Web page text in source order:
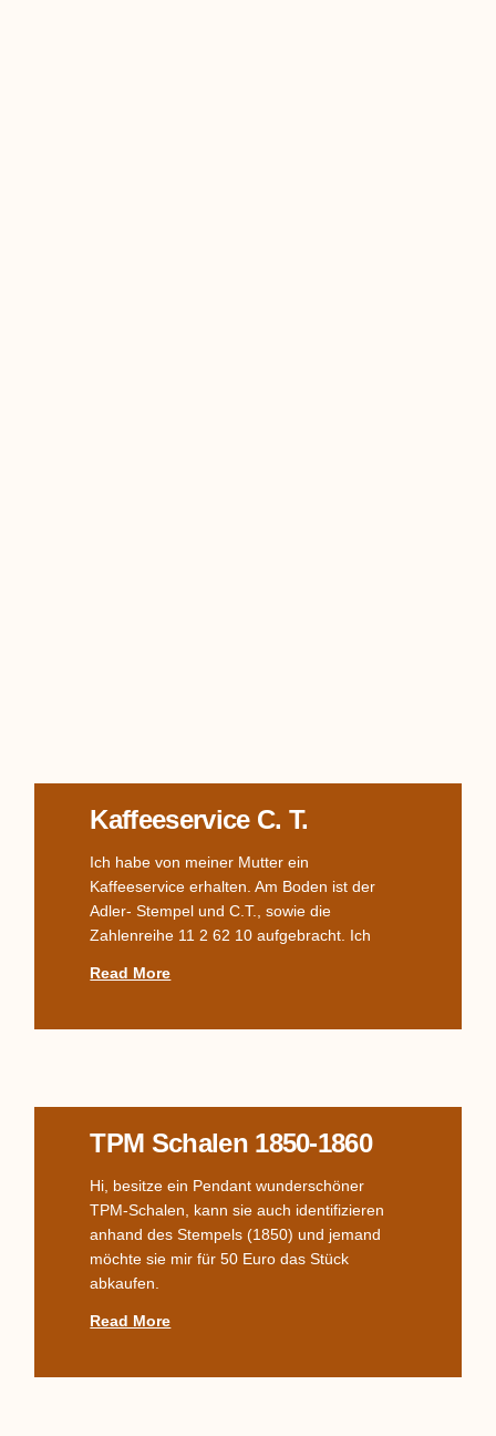
Kaffeeservice C. T.
Ich habe von meiner Mutter ein
Kaffeeservice erhalten. Am Boden ist der
Adler- Stempel und C.T., sowie die
Zahlenreihe 11 2 62 10 aufgebracht. Ich
Read More
TPM Schalen 1850-1860
Hi, besitze ein Pendant wunderschöner
TPM-Schalen, kann sie auch identifizieren
anhand des Stempels (1850) und jemand
möchte sie mir für 50 Euro das Stück
abkaufen.
Read More